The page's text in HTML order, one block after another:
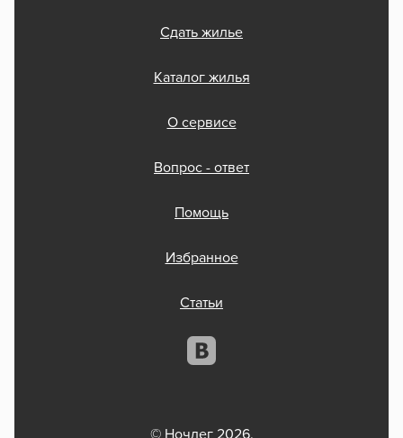
Сдать жилье
Каталог жилья
О сервисе
Вопрос - ответ
Помощь
Избранное
Статьи
© Ночлег 2026.